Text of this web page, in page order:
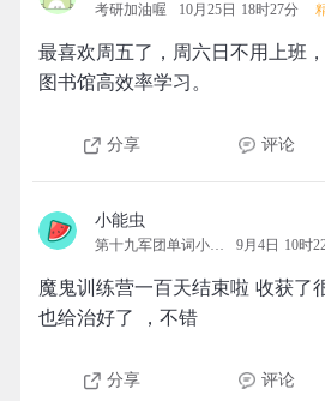
考研加油喔 10月25日 18时27分
最喜欢周五了，周六日不用上班
图书馆高效率学习。
分享 评论
小能虫
第十九军团单词小分队 9月4日 10时
魔鬼训练营一百天结束啦 收获了
也给治好了 ，不错
分享 评论